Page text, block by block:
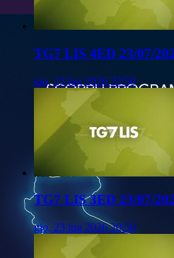
TG7 LIS 4ED 23/07/
gio, 23 lug 2026 23:50
TG7 LIS 3ED 23/07/
gio, 23 lug 2026 20:50